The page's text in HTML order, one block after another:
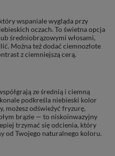
wspaniale wygląda przy
oczach. To świetna opcja
średniobrązowymi włosami,
Można też dodać ciemnozłote
z ciemniejszą cerą.
ze średnią i ciemną
podkreśla niebieski kolor
możesz odświeżyć fryzurę,
brązie — to niskoinwazyjny
trzymać się odcienia, który
od Twojego naturalnego koloru.